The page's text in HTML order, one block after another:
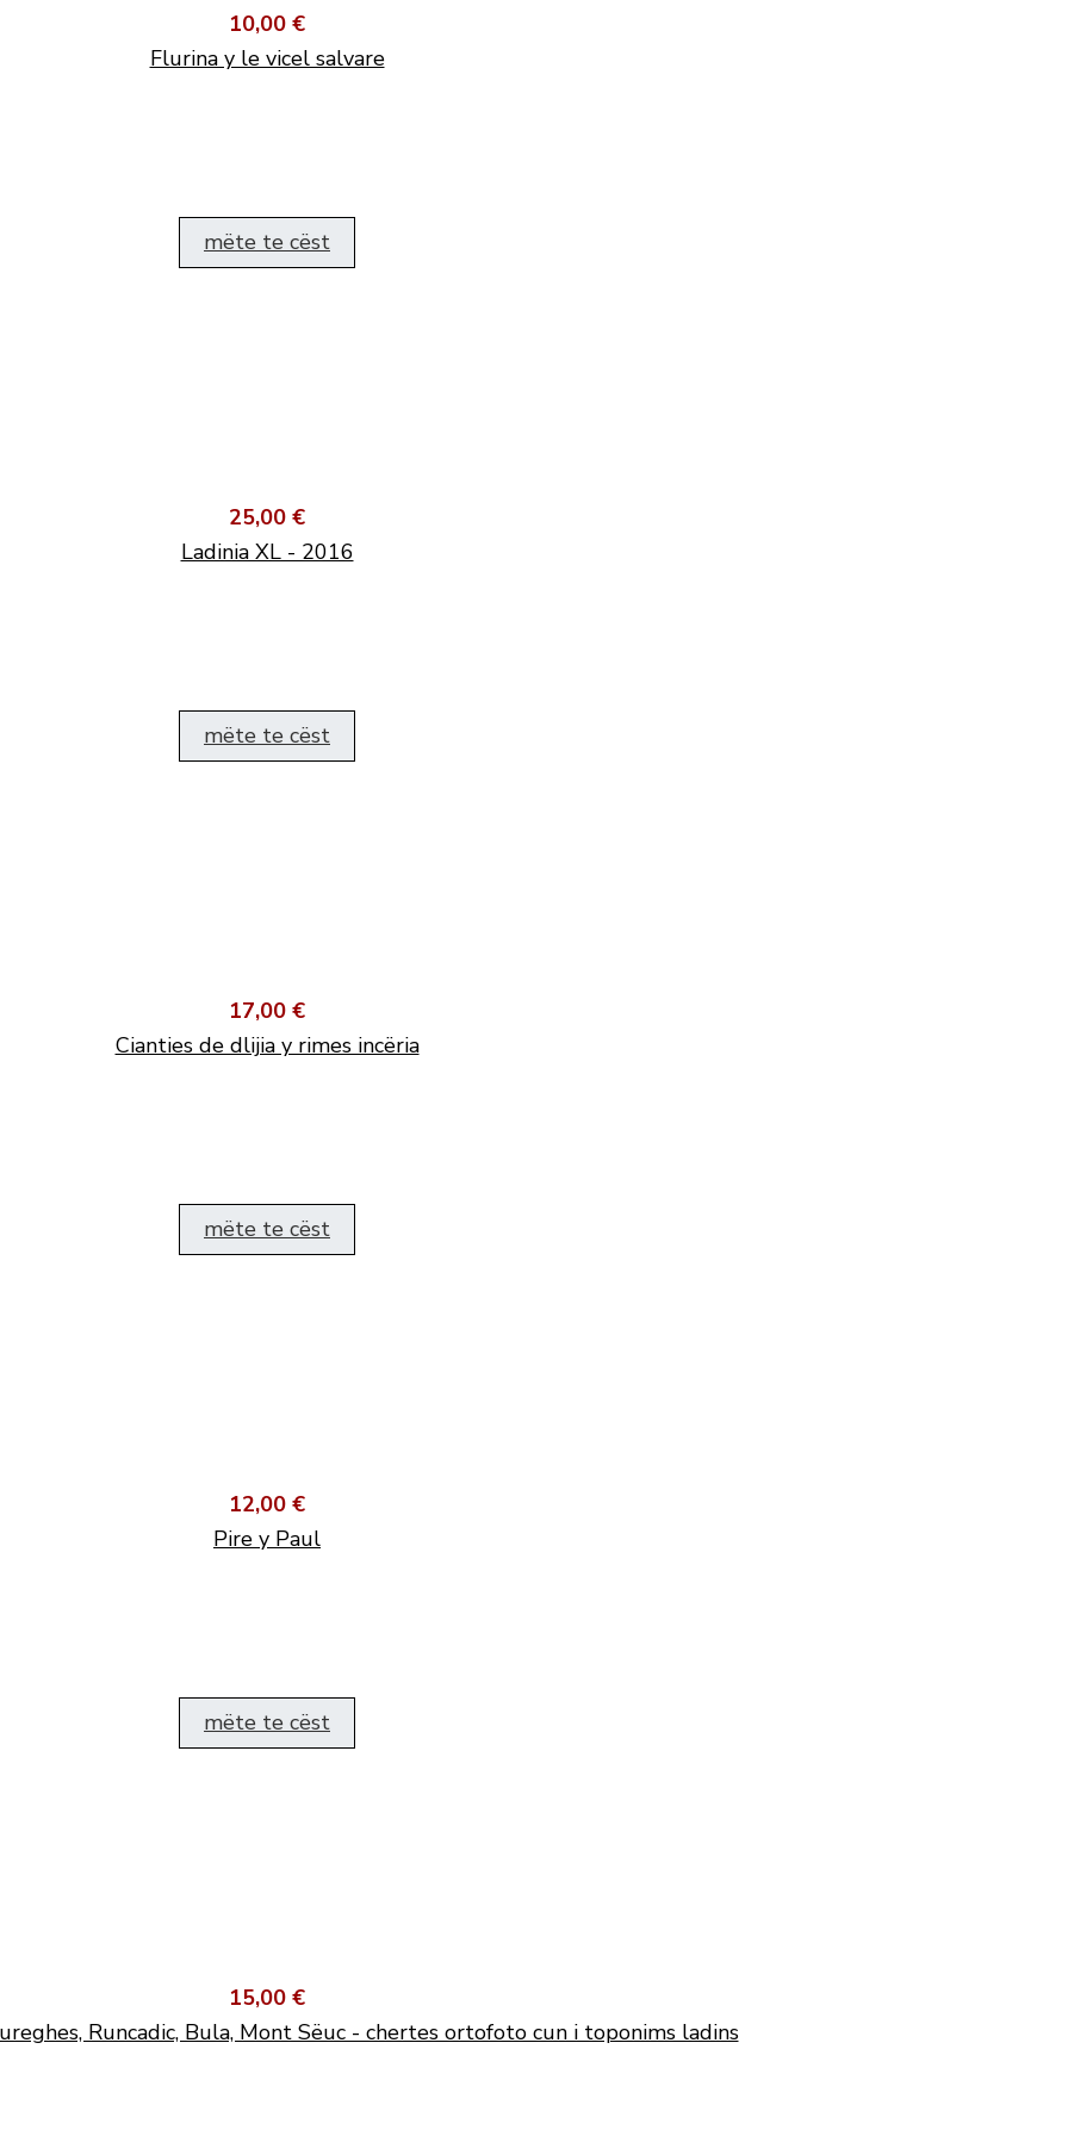
10,00 €
Flurina y le vicel salvare
mëte te cëst
25,00 €
Ladinia XL - 2016
mëte te cëst
17,00 €
Cianties de dlijia y rimes incëria
mëte te cëst
12,00 €
Pire y Paul
mëte te cëst
15,00 €
Runcadic, Bula, Mont Sëuc - chertes ortofoto cun i toponims ladins